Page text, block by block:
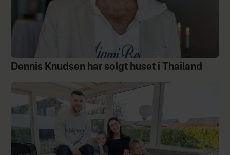
Dennis Knudsen har solgt huset i Thailand